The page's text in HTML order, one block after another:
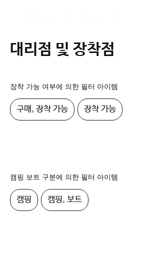
대리점 및 장착점
장착 가능 여부에 의한 필터 아이템
구매, 장착 가능 장착 가능
캠핑 보트 구분에 의한 필터 아이템
캠핑 캠핑, 보트